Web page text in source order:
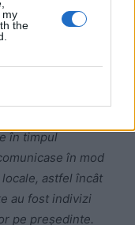
my
the
prost în astfel de
secrete a
în timpul
în mod
astfel încât
au fost indivizi
pe președinte.